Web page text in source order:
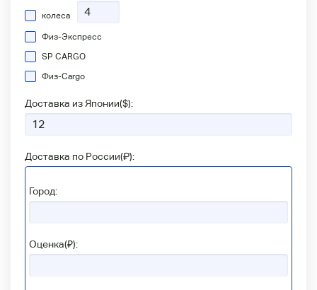
колеса
Физ-Экспресс
SP CARGO
Физ-Сargo
Доставка из Японии($):
Доставка по России(₽):
Город:
Оценка(₽):